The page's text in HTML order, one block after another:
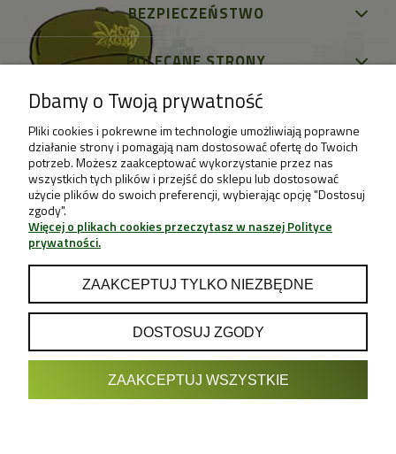
BEZPIECZEŃSTWO
POLECANE STRONY
POKAŻ PEŁNĄ WERSJĘ STRONY
Dbamy o Twoją prywatność
Pliki cookies i pokrewne im technologie umożliwiają poprawne
działanie strony i pomagają nam dostosować ofertę do Twoich
potrzeb. Możesz zaakceptować wykorzystanie przez nas
wszystkich tych plików i przejść do sklepu lub dostosować
użycie plików do swoich preferencji, wybierając opcję "Dostosuj
zgody".
Więcej o plikach cookies przeczytasz w naszej Polityce
prywatności.
ZAAKCEPTUJ TYLKO NIEZBĘDNE
DOSTOSUJ ZGODY
ZAAKCEPTUJ WSZYSTKIE